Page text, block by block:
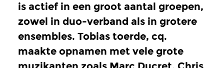
is actief in een groot aantal groepen,
zowel in duo-verband als in grotere
ensembles. Tobias toerde, cq.
maakte opnamen met vele grote